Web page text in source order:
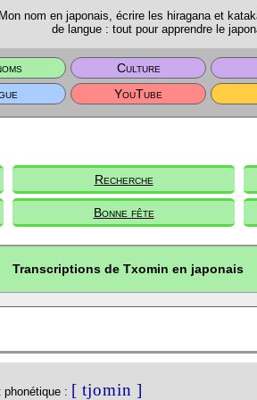
Mon nom en japonais, écrire les hiragana et
de langue : tout pour apprendre le
Culture
YouTube
Recherche
Bonne fête
Transcriptions de Txomin en japonais
phonétique : [ tjomin ]